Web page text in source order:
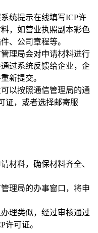
统提示在线填写ICP许
，如营业执照副本彩色
、公司章程等。
理局会对申请材料进行
过系统反馈给企业，企
新提交。
以按照通信管理局的通
证，或者选择邮寄服
材料，确保材料齐全、
理局的办事窗口，将申
理类似，经过审核通过
许可证。